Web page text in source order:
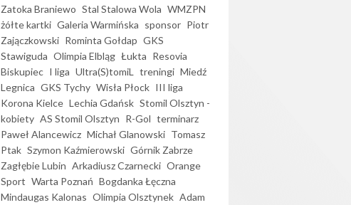
Zatoka Braniewo Stal Stalowa Wola WMZPN
żółte kartki Galeria Warmińska sponsor Piotr
Zajączkowski Rominta Gołdap GKS
Stawiguda Olimpia Elbląg Łukta Resovia
Biskupiec I liga Ultra(S)tomiL treningi Miedź
Legnica GKS Tychy Wisła Płock III liga
Korona Kielce Lechia Gdańsk Stomil Olsztyn -
kobiety AS Stomil Olsztyn R-Gol terminarz
Paweł Alancewicz Michał Glanowski Tomasz
Ptak Szymon Kaźmierowski Górnik Zabrze
Zagłębie Lubin Arkadiusz Czarnecki Orange
Sport Warta Poznań Bogdanka Łęczna
Mindaugas Kalonas Olimpia Olsztynek Adam